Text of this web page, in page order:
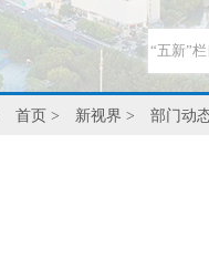
首页 > 新视界 > 部门动